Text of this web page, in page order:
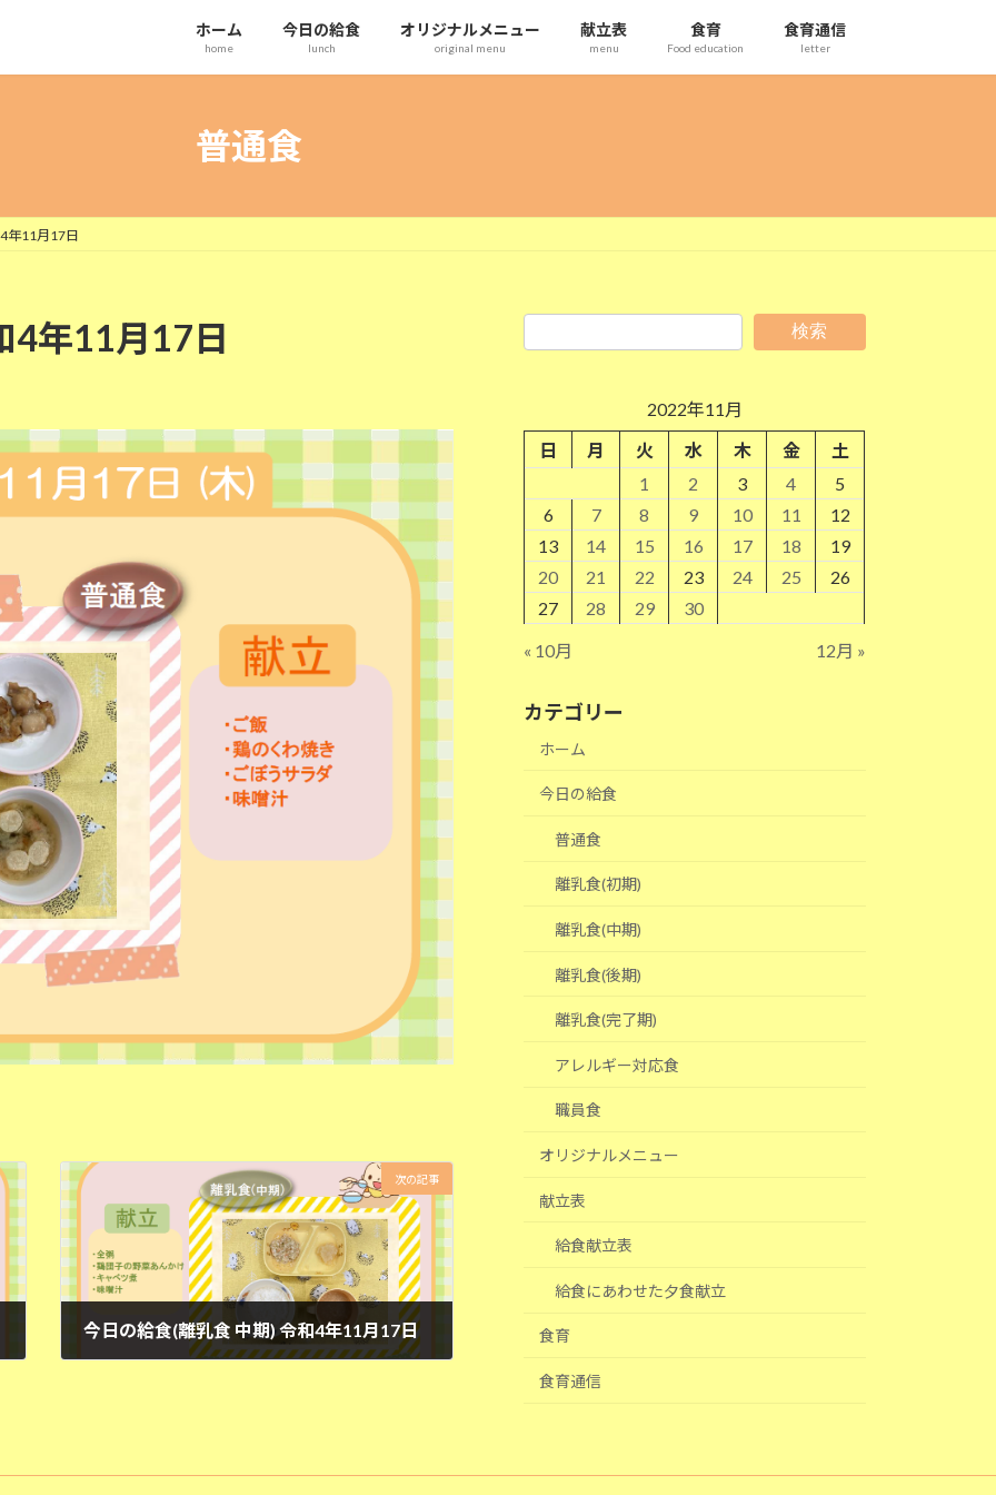
ホーム
home
今日の給食
lunch
オリジナルメニュー
original menu
献立表
menu
食育
Food education
食育通信
letter
普通食
年11月17日
4年11月17日
次の記事
今日の給食(離乳食 中期) 令和4年11月17日
検索
2022年11月
日
月 火 水 木 金
土
1
2 3 4
5
6
7 8 9 10 11
12
13
14 15 16 17 18
19
20
21 22 23 24 25
26
27
28 29 30
« 10月 12月 »
カテゴリー
ホーム
今日の給食
普通食
離乳食(初期)
離乳食(中期)
離乳食(後期)
離乳食(完了期)
アレルギー対応食
職員食
オリジナルメニュー
献立表
給食献立表
給食にあわせた夕食献立
食育
食育通信